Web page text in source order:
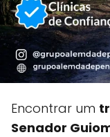
Encontrar um
Senador